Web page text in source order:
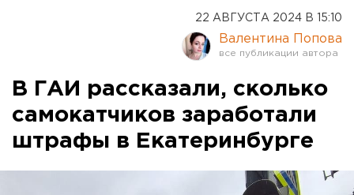
22 АВГУСТА 2024 В 15:10
Валентина Попова
В ГАИ рассказали, сколько
самокатчиков заработали
штрафы в Екатеринбурге